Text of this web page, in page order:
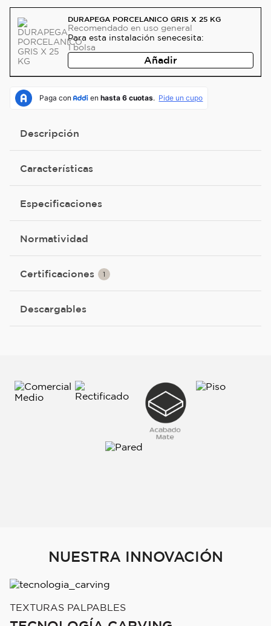
DURAPEGA PORCELANICO GRIS X 25 KG
Recomendado en uso general
Para esta instalación senecesita:
1 bolsa
Añadir
Descripción
Características
Especificaciones
Normatividad
Certificaciones 1
Descargables
NUESTRA INNOVACIÓN
TEXTURAS PALPABLES